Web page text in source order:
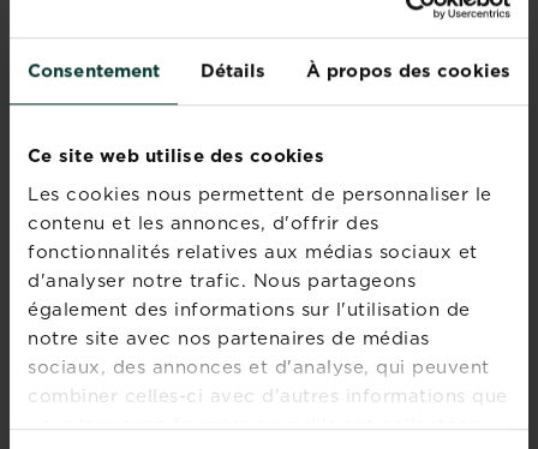
Consentement Détails À propos des cookies
Ce site web utilise des cookies
Les cookies nous permettent de personnaliser le
contenu et les annonces, d'offrir des
fonctionnalités relatives aux médias sociaux et
d'analyser notre trafic. Nous partageons
également des informations sur l'utilisation de
notre site avec nos partenaires de médias
sociaux, des annonces et d'analyse, qui peuvent
combiner celles-ci avec d'autres informations que
vous leur avez fournies ou qu'ils ont collectées
En savoir plussur Taille du pommier :
En savoir plus
La taille des arbres
fruitiers
En savoir plussur La taille des arbres